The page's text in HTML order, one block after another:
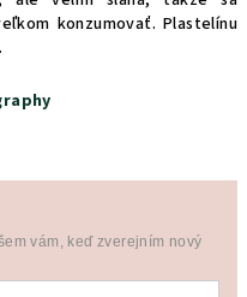
konzumovať. Plastelínu
vám, keď zverejním nový